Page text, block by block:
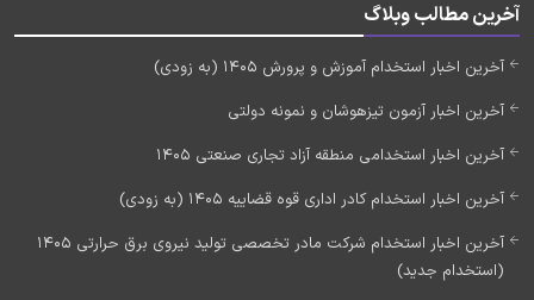
آخرین مطالب وبلاگ
آخرین اخبار استخدام آموزش و پرورش 1405 (به زودی)
آخرین اخبار آزمون تیزهوشان و نمونه دولتی
آخرین اخبار استخدامی منطقه آزاد تجاری صنعتی 1405
آخرین اخبار استخدام کادر اداری قوه قضاییه 1405 (به زودی)
آخرین اخبار استخدام شرکت مادر تخصصی تولید نیروی برق حرارتی 1405
(استخدام جدید)